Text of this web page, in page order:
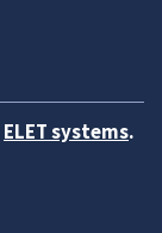
ELET systems.